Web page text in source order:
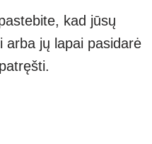
kad jūsų
arba jų lapai pasidarė